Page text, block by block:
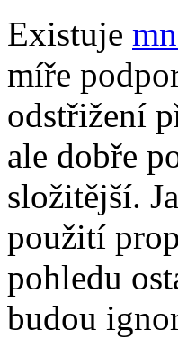
Existuje
míře
odstřižení
ale dobře
složitější.
použití
pohledu
budou